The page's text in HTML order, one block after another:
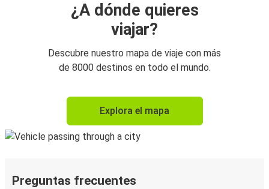
¿A dónde quieres
viajar?
Descubre nuestro mapa de viaje con más
de 8000 destinos en todo el mundo.
Explora el mapa
Preguntas frecuentes